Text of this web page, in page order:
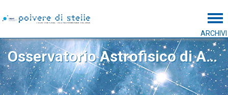
ARCHIVI
Osservatorio Astrofisico di Arcetri